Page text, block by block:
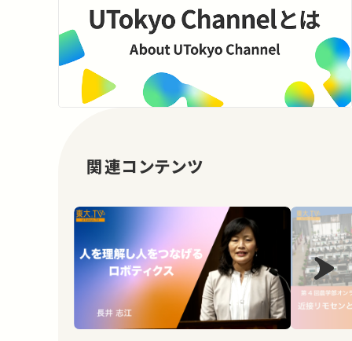
関連コンテンツ